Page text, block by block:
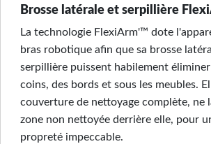
Brosse latérale et serpillière
La technologie FlexiArm'™ dote
bras robotique afin que sa brosse
serpillière puissent habilement
coins, des bords et sous les meubles.
couverture de nettoyage complète, ne
zone non nettoyée derrière elle, pour
propreté impeccable.